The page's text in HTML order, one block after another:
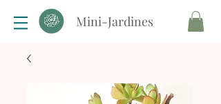
Mini-Jardines